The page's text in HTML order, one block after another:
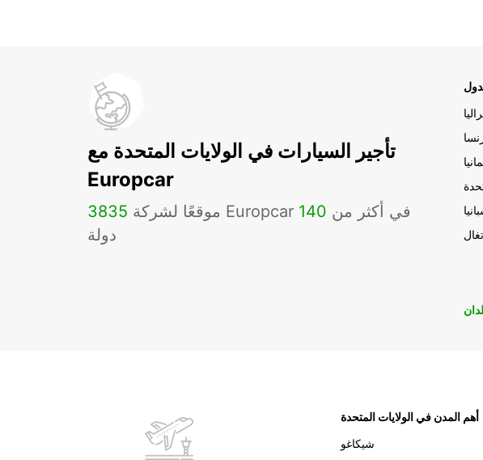
تأجير السيارات في الولايات المتحدة مع
Europcar
3835 موقعًا لشركة Europcar في أكثر من 140
دولة
أهم المدن في الولايات المتحدة
شيكاغو